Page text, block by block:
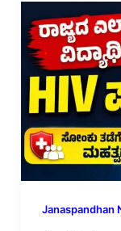
Janaspandhan